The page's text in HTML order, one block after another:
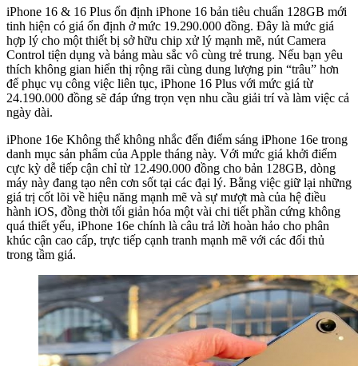
iPhone 16 & 16 Plus ổn định iPhone 16 bản tiêu chuẩn 128GB mới
tinh hiện có giá ổn định ở mức 19.290.000 đồng. Đây là mức giá
hợp lý cho một thiết bị sở hữu chip xử lý mạnh mẽ, nút Camera
Control tiện dụng và bảng màu sắc vô cùng trẻ trung. Nếu bạn yêu
thích không gian hiển thị rộng rãi cùng dung lượng pin “trâu” hơn
để phục vụ công việc liên tục, iPhone 16 Plus với mức giá từ
24.190.000 đồng sẽ đáp ứng trọn vẹn nhu cầu giải trí và làm việc cả
ngày dài.
iPhone 16e Không thể không nhắc đến điểm sáng iPhone 16e trong
danh mục sản phẩm của Apple tháng này. Với mức giá khởi điểm
cực kỳ dễ tiếp cận chỉ từ 12.490.000 đồng cho bản 128GB, dòng
máy này đang tạo nên cơn sốt tại các đại lý. Bằng việc giữ lại những
giá trị cốt lõi về hiệu năng mạnh mẽ và sự mượt mà của hệ điều
hành iOS, đồng thời tối giản hóa một vài chi tiết phần cứng không
quá thiết yếu, iPhone 16e chính là câu trả lời hoàn hảo cho phân
khúc cận cao cấp, trực tiếp cạnh tranh mạnh mẽ với các đối thủ
trong tầm giá.